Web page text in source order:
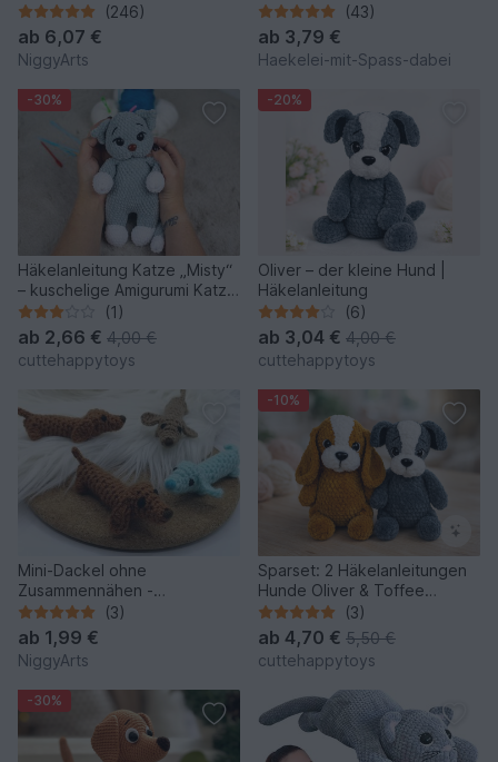
(246)
ab 6,07 €
NiggyArts
(43)
ab 3,79 €
Haekelei-mit-Spass-dabei
-30%
Häkelanleitung Katze „Misty“
– kuschelige Amigurumi Katze
aus Chenillegarn
(1)
ab 2,66 € 4,00 €
cuttehappytoys
-20%
Oliver – der kleine Hund |
Häkelanleitung
(6)
ab 3,04 € 4,00 €
cuttehappytoys
Mini-Dackel ohne
Zusammennähen -
Häkelanleitung von NiggyArts
(3)
ab 1,99 €
NiggyArts
-10%
Sparset: 2 Häkelanleitungen
Hunde Oliver & Toffee
(Amigurumi PDF)
(3)
ab 4,70 € 5,50 €
cuttehappytoys
-30%